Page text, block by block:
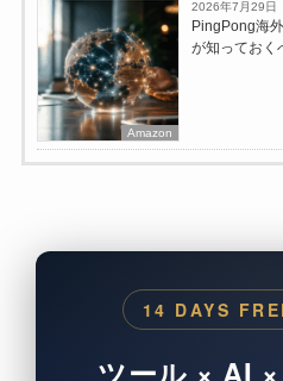
Amazon
2026年7月29日
PingPong海
が知っておく
14 DAYS
ツール × AI